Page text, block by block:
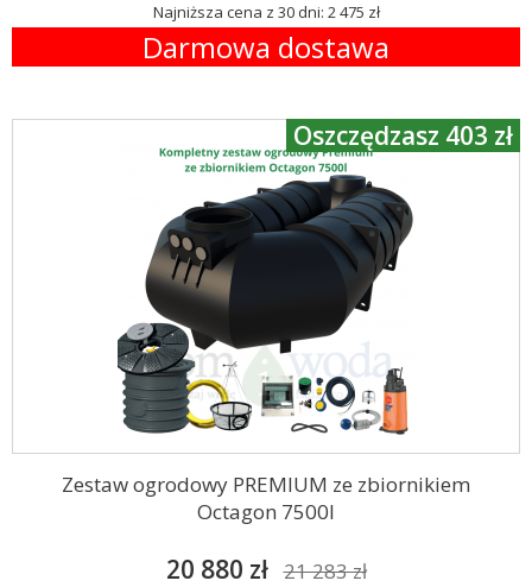
Najniższa cena z 30 dni: 2 475 zł
Darmowa dostawa
Zestaw ogrodowy PREMIUM ze zbiornikiem
Octagon 7500l
20 880 zł 21 283 zł
Oszczędzasz 403 zł